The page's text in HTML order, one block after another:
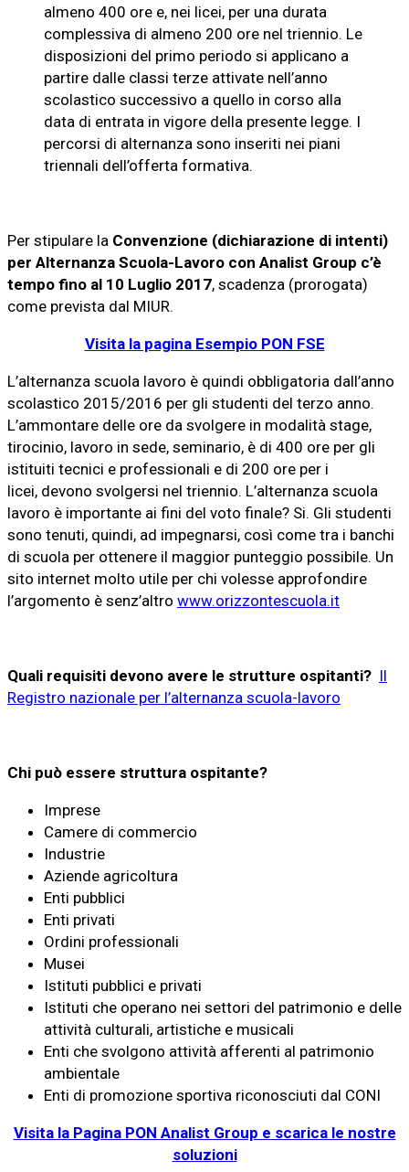
almeno 400 ore e, nei licei, per una durata
complessiva di almeno 200 ore nel triennio. Le
disposizioni del primo periodo si applicano a
partire dalle classi terze attivate nell’anno
scolastico successivo a quello in corso alla
data di entrata in vigore della presente legge. I
percorsi di alternanza sono inseriti nei piani
triennali dell’offerta formativa.
Per stipulare la Convenzione (dichiarazione di intenti)
per Alternanza Scuola-Lavoro con Analist Group c’è
tempo fino al 10 Luglio 2017, scadenza (prorogata)
come prevista dal MIUR.
Visita la pagina Esempio PON FSE
L’alternanza scuola lavoro è quindi obbligatoria dall’anno
scolastico 2015/2016 per gli studenti del terzo anno.
L’ammontare delle ore da svolgere in modalità stage,
tirocinio, lavoro in sede, seminario, è di 400 ore per gli
istituiti tecnici e professionali e di 200 ore per i
licei, devono svolgersi nel triennio. L’alternanza scuola
lavoro è importante ai fini del voto finale? Si. Gli studenti
sono tenuti, quindi, ad impegnarsi, così come tra i banchi
di scuola per ottenere il maggior punteggio possibile. Un
sito internet molto utile per chi volesse approfondire
l’argomento è senz’altro www.orizzontescuola.it
Quali requisiti devono avere le strutture ospitanti? Il
Registro nazionale per l’alternanza scuola-lavoro
Chi può essere struttura ospitante?
Imprese
Camere di commercio
Industrie
Aziende agricoltura
Enti pubblici
Enti privati
Ordini professionali
Musei
Istituti pubblici e privati
Istituti che operano nei settori del patrimonio e delle
attività culturali, artistiche e musicali
Enti che svolgono attività afferenti al patrimonio
ambientale
Enti di promozione sportiva riconosciuti dal CONI
Visita la Pagina PON Analist Group e scarica le nostre
soluzioni